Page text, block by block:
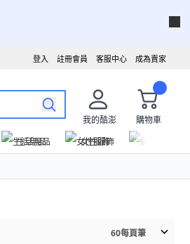
成為賣家
客服中心
註冊會員
登入
我的酷澎
購物車
生活用品 女性服飾
60每頁筆